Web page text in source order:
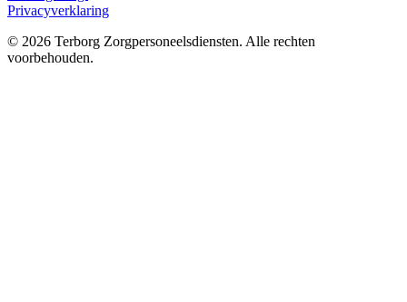
Privacyverklaring
© 2026 Terborg Zorgpersoneelsdiensten. Alle rechten
voorbehouden.